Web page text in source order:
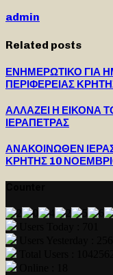
admin
Related posts
ΕΝΗΜΕΡΩΤΙΚΟ ΓΙΑ
ΠΕΡΙΦΕΡΕΙΑΣ
ΑΛΛΑΖΕΙ Η ΕΙΚΟΝΑ
ΙΕΡΑΠΕΤΡΑΣ
ΑΝΑΚΟΙΝΩΘΕΝ
ΚΡΗΤΗΣ 10